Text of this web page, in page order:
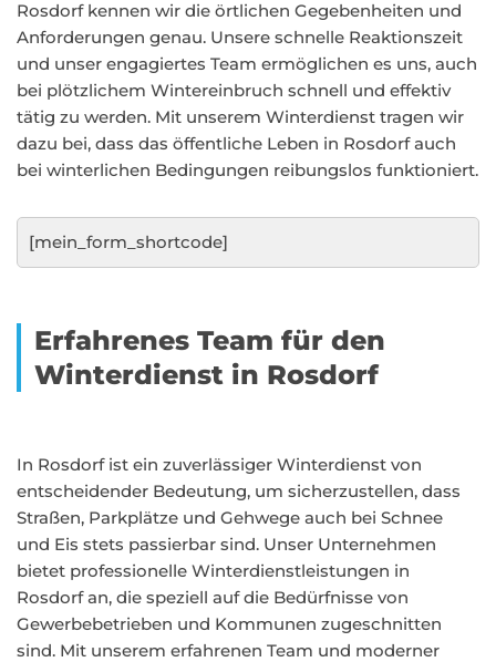
Rosdorf kennen wir die örtlichen Gegebenheiten und
Anforderungen genau. Unsere schnelle Reaktionszeit
und unser engagiertes Team ermöglichen es uns, auch
bei plötzlichem Wintereinbruch schnell und effektiv
tätig zu werden. Mit unserem Winterdienst tragen wir
dazu bei, dass das öffentliche Leben in Rosdorf auch
bei winterlichen Bedingungen reibungslos funktioniert.
[mein_form_shortcode]
Erfahrenes Team für den
Winterdienst in Rosdorf
In Rosdorf ist ein zuverlässiger Winterdienst von
entscheidender Bedeutung, um sicherzustellen, dass
Straßen, Parkplätze und Gehwege auch bei Schnee
und Eis stets passierbar sind. Unser Unternehmen
bietet professionelle Winterdienstleistungen in
Rosdorf an, die speziell auf die Bedürfnisse von
Gewerbebetrieben und Kommunen zugeschnitten
sind. Mit unserem erfahrenen Team und moderner